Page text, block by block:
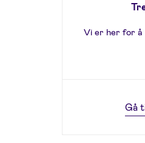
Vi er her for å
Gå